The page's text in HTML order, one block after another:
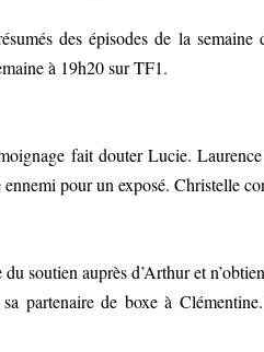
des épisodes de la
à 19h20 sur TF1.
fait douter Lucie.
pour un exposé. Christelle
soutien auprès d’Arthur et
partenaire de boxe à